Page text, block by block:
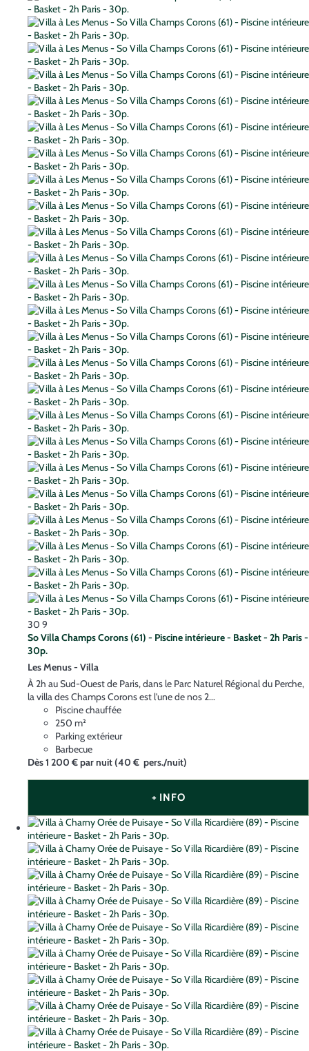
30 9
So Villa Champs Corons (61) - Piscine intérieure - Basket - 2h Paris -
30p.
Les Menus - Villa
À 2h au Sud-Ouest de Paris, dans le Parc Naturel Régional du Perche,
la villa des Champs Corons est l'une de nos 2...
Piscine chauffée
250 m²
Parking extérieur
Barbecue
Dès1 200 €par nuit(40 € pers./nuit)
+ INFO